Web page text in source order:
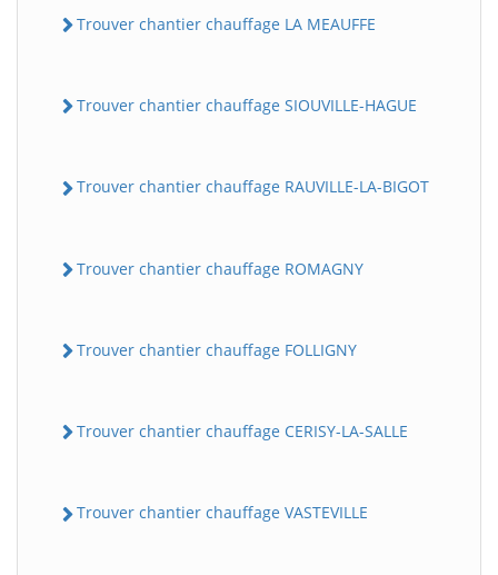
Trouver chantier chauffage LA MEAUFFE
Trouver chantier chauffage SIOUVILLE-HAGUE
Trouver chantier chauffage RAUVILLE-LA-BIGOT
Trouver chantier chauffage ROMAGNY
Trouver chantier chauffage FOLLIGNY
Trouver chantier chauffage CERISY-LA-SALLE
Trouver chantier chauffage VASTEVILLE